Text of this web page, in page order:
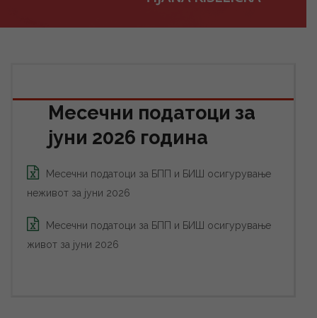
Месечни податоци за
јуни 2026 година
Месечни податоци за БПП и БИШ осигурување
неживот за јуни 2026
Месечни податоци за БПП и БИШ осигурување
живот за јуни 2026